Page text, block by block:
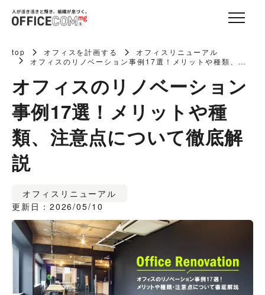
top オフィスを計画する
オフィスリニューアル
オフィスのリノベーション事例17選！メリットや種類、注
オフィスのリノベーション
事例17選！メリットや種
類、注意点について徹底解
説
オフィスリニューアル
更新日：2026/05/10